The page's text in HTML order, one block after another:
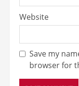
Website
Save my
browser for